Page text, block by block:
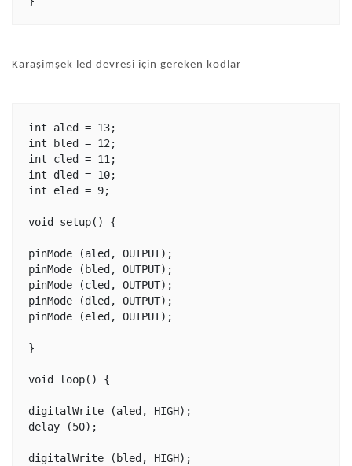
Karaşimşek led devresi için gereken kodlar
int aled = 13;
int bled = 12;
int cled = 11;
int dled = 10;
int eled = 9;
void setup() {
pinMode (aled, OUTPUT);
pinMode (bled, OUTPUT);
pinMode (cled, OUTPUT);
pinMode (dled, OUTPUT);
pinMode (eled, OUTPUT);
}
void loop() {
digitalWrite (aled, HIGH);
delay (50);
digitalWrite (bled, HIGH);